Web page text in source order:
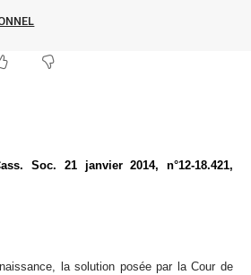
Soc. 21 janvier 2014, n°12-18.421,
la solution posée par la Cour de